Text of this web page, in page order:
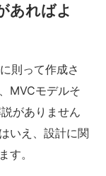
あればよ
則って作成さ
MVCモデルそ
がありません
いえ、設計に関
す。